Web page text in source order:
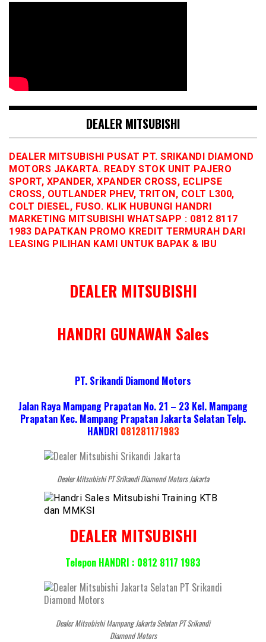
DEALER MITSUBISHI
DEALER MITSUBISHI PUSAT PT. SRIKANDI DIAMOND
MOTORS JAKARTA. READY STOK UNIT PAJERO
SPORT, XPANDER, XPANDER CROSS, ECLIPSE
CROSS, OUTLANDER PHEV, TRITON, COLT L300,
COLT DIESEL, FUSO. KLIK HUBUNGI HANDRI
MARKETING MITSUBISHI WHATSAPP : 0812 8117
1983 DAPATKAN PROMO KREDIT TERMURAH DARI
LEASING PILIHAN KAMI UNTUK BAPAK & IBU
DEALER MITSUBISHI
HANDRI GUNAWAN Sales
PT. Srikandi Diamond Motors
Jalan Raya Mampang Prapatan No. 21 – 23 Kel. Mampang
Prapatan Kec. Mampang Prapatan Jakarta Selatan Telp.
HANDRI 081281171983
Dealer Mitsubishi PT Srikandi Diamond Motors Jakarta
DEALER MITSUBISHI
Telepon HANDRI : 0812 8117 1983
Dealer Mitsubishi Mampang Jakarta Selatan PT Srikandi
Diamond Motors